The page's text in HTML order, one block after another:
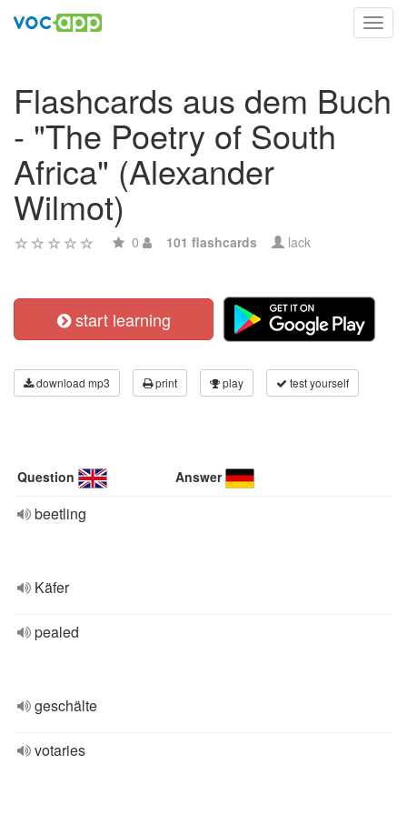
Flashcards aus dem Buch
- "The Poetry of South
Africa" (Alexander
Wilmot)
0 101 flashcards lack
start learning
download mp3 print play test yourself
Question Answer
beetling
Käfer
pealed
geschälte
votaries